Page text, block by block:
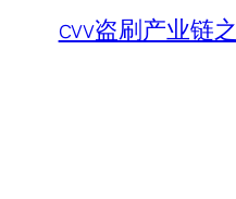
cvv盗刷产业链